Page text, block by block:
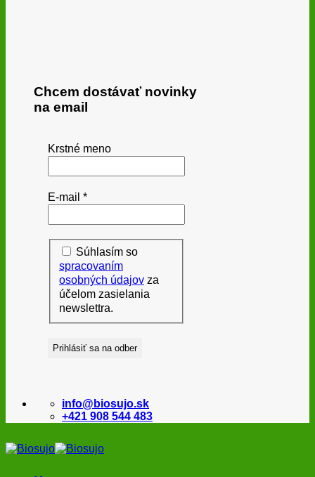
Chcem dostávať novinky
na email
Krstné meno
E-mail *
Súhlasím so
spracovaním
osobných údajov za
účelom zasielania
newslettra.
info@biosujo.sk
+421 908 544 483